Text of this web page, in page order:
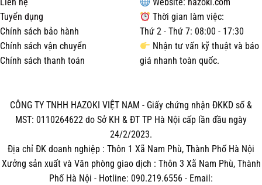
Liên hệ
Tuyển dụng
Chính sách bảo hành
Chính sách vận chuyển
Chính sách thanh toán
Website: hazoki.com
Thời gian làm việc:
Thứ 2 - Thứ 7: 08:00 - 17:30
Nhận tư vấn kỹ thuật và báo
giá nhanh toàn quốc.
CÔNG TY TNHH HAZOKI VIỆT NAM - Giấy chứng nhận ĐKKD số &
MST: 0110264622 do Sở KH & ĐT TP Hà Nội cấp lần đầu ngày
24/2/2023.
Địa chỉ ĐK doanh nghiệp : Thôn 1 Xã Nam Phù, Thành Phố Hà Nội
Xưởng sản xuất và Văn phòng giao dịch : Thôn 3 Xã Nam Phù, Thành
Phố Hà Nội - Hotline: 090.219.6556 - Email: